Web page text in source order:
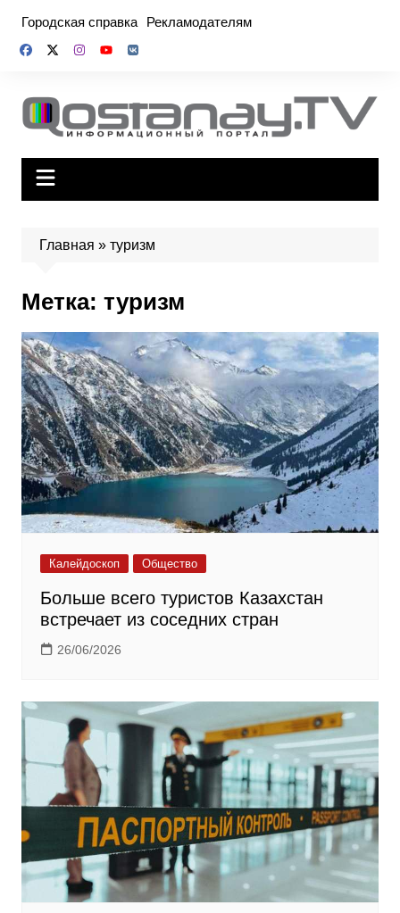
содержимому
Городская справка Рекламодателям
Главная » туризм
Метка: туризм
Калейдоскоп Общество
Больше всего туристов Казахстан
встречает из соседних стран
26/06/2026